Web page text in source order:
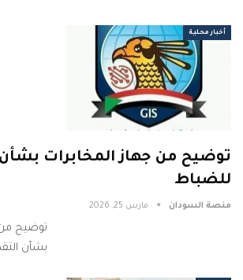
أخبار محلية
توضيح من جهاز المخابرات بشأن
للضباط
منصة السودان مارس 25, 2026
توضيح من
بشأن